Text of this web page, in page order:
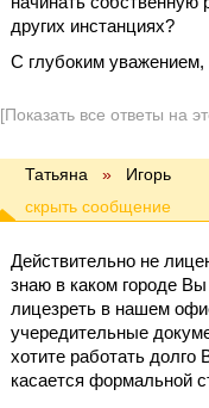
других инстанциях?
С глубоким уважением,
[Показать все ответы на
Татьяна » Игорь
Действительно не
знаю в каком городе
лицезреть в нашем
учередительные
хотите работать долго
касается формальной